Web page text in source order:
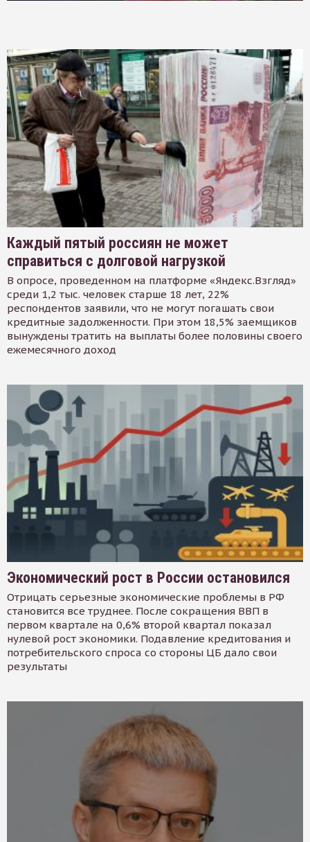
Каждый пятый россиян не может
справиться с долговой нагрузкой
В опросе, проведенном на платформе «Яндекс.Взгляд»
среди 1,2 тыс. человек старше 18 лет, 22%
респондентов заявили, что не могут погашать свои
кредитные задолженности. При этом 18,5% заемщиков
вынуждены тратить на выплаты более половины своего
ежемесячного доход
Экономический рост в России остановился
Отрицать серьезные экономические проблемы в РФ
становится все труднее. После сокращения ВВП в
первом квартале на 0,6% второй квартал показал
нулевой рост экономики. Подавление кредитования и
потребительского спроса со стороны ЦБ дало свои
результаты